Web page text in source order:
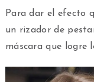
Para dar el efecto
un rizador de
máscara que logre